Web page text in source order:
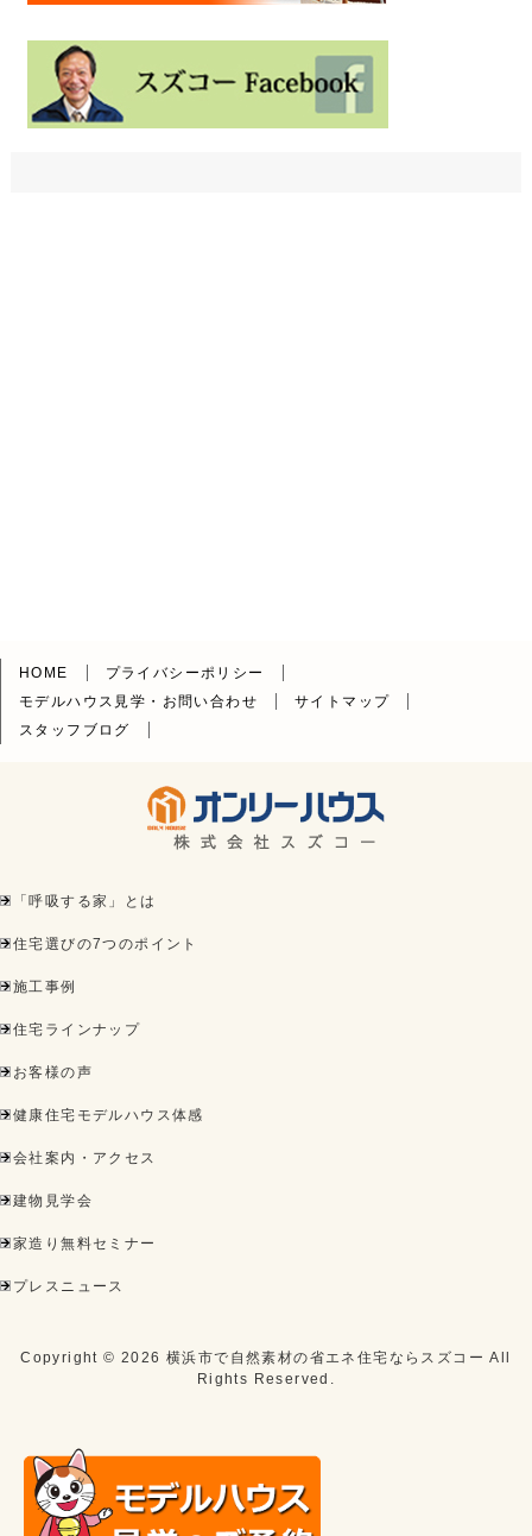
HOME
プライバシーポリシー
モデルハウス見学・お問い合わせ
サイトマップ
スタッフブログ
「呼吸する家」とは
住宅選びの7つのポイント
施工事例
住宅ラインナップ
お客様の声
健康住宅モデルハウス体感
会社案内・アクセス
建物見学会
家造り無料セミナー
プレスニュース
Copyright ©2026横浜市で自然素材の省エネ住宅ならスズコー All
Rights Reserved.